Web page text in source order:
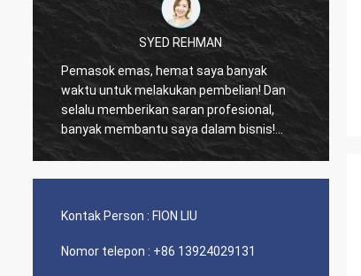
SYED REHMAN
Pemasok emas, hemat saya banyak
waktu untuk melakukan pembelian! Dan
selalu memberikan saran profesional,
banyak membantu saya dalam bisnis!
Terima kasih! Semuanya dalam urutan
berkualitas tinggi dan akan menghubungi
Kontak Person : FION LIU
Nomor telepon : +86 13924029131